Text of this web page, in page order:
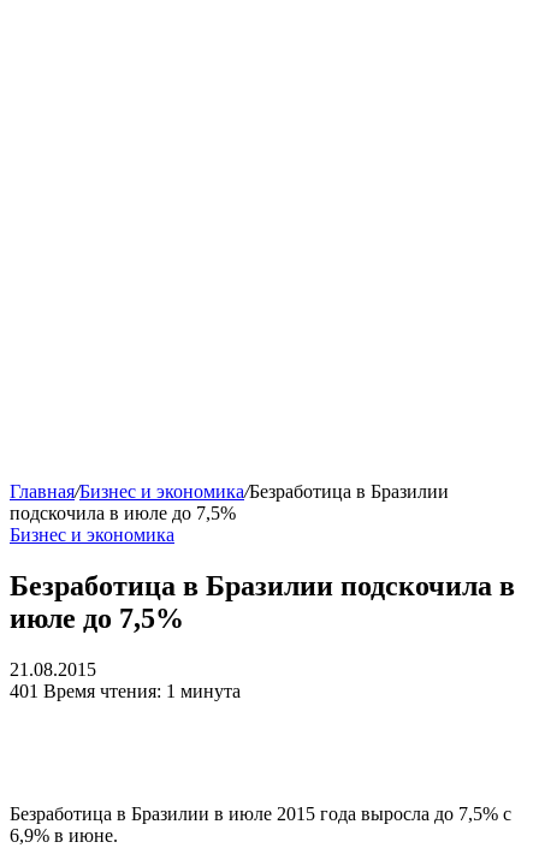
Главная/Бизнес и экономика/Безработица в Бразилии
подскочила в июле до 7,5%
Бизнес и экономика
Безработица в Бразилии подскочила в
июле до 7,5%
21.08.2015
401 Время чтения: 1 минута
Безработица в Бразилии в июле 2015 года выросла до 7,5% с
6,9% в июне.